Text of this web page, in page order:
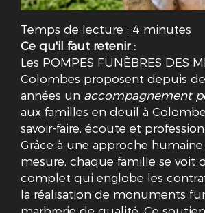
Temps de lecture : 4 minutes
Ce qu'il faut retenir :
Les POMPES FUNÈBRES DES
Colombes proposent depuis
années un accompagnement
aux familles en deuil à
savoir-faire, écoute et
Grâce à une approche
mesure, chaque famille se voit
complet qui englobe les
la réalisation de monuments
marbrerie de qualité. Ce